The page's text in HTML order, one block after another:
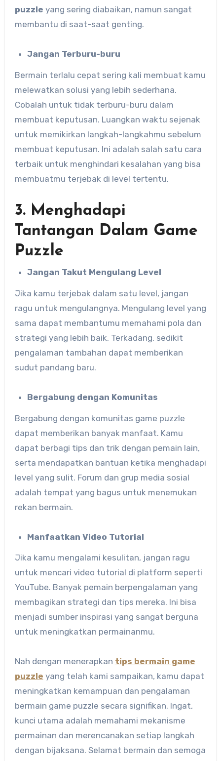
puzzle yang sering diabaikan, namun sangat
membantu di saat-saat genting.
Jangan Terburu-buru
Bermain terlalu cepat sering kali membuat kamu
melewatkan solusi yang lebih sederhana.
Cobalah untuk tidak terburu-buru dalam
membuat keputusan. Luangkan waktu sejenak
untuk memikirkan langkah-langkahmu sebelum
membuat keputusan. Ini adalah salah satu cara
terbaik untuk menghindari kesalahan yang bisa
membuatmu terjebak di level tertentu.
3. Menghadapi
Tantangan Dalam Game
Puzzle
Jangan Takut Mengulang Level
Jika kamu terjebak dalam satu level, jangan
ragu untuk mengulangnya. Mengulang level yang
sama dapat membantumu memahami pola dan
strategi yang lebih baik. Terkadang, sedikit
pengalaman tambahan dapat memberikan
sudut pandang baru.
Bergabung dengan Komunitas
Bergabung dengan komunitas game puzzle
dapat memberikan banyak manfaat. Kamu
dapat berbagi tips dan trik dengan pemain lain,
serta mendapatkan bantuan ketika menghadapi
level yang sulit. Forum dan grup media sosial
adalah tempat yang bagus untuk menemukan
rekan bermain.
Manfaatkan Video Tutorial
Jika kamu mengalami kesulitan, jangan ragu
untuk mencari video tutorial di platform seperti
YouTube. Banyak pemain berpengalaman yang
membagikan strategi dan tips mereka. Ini bisa
menjadi sumber inspirasi yang sangat berguna
untuk meningkatkan permainanmu.
Nah dengan menerapkan tips bermain game
puzzle yang telah kami sampaikan, kamu dapat
meningkatkan kemampuan dan pengalaman
bermain game puzzle secara signifikan. Ingat,
kunci utama adalah memahami mekanisme
permainan dan merencanakan setiap langkah
dengan bijaksana. Selamat bermain dan semoga